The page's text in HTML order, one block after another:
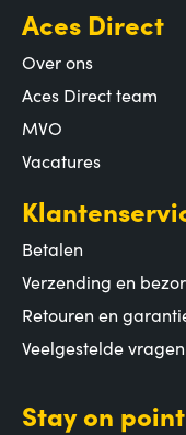
Aces Direct
Over ons
Aces Direct team
MVO
Vacatures
Betalen
Verzending en
Retouren en
Veelgestelde vragen
Stay on point